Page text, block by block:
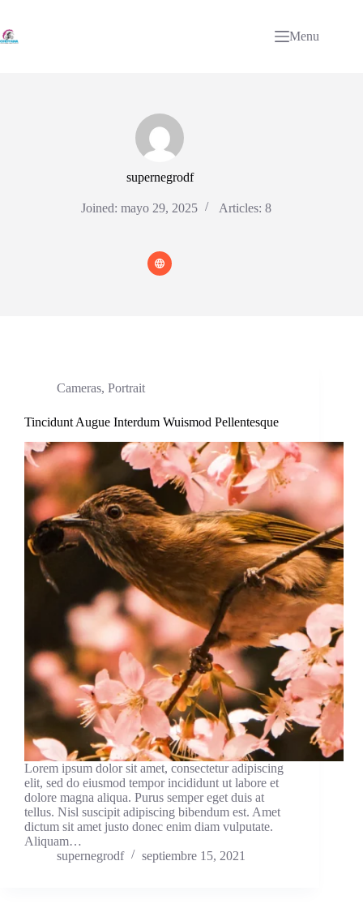
content
Menu
supernegrodf
Joined: mayo 29, 2025 Articles: 8
Cameras, Portrait
Tincidunt Augue Interdum Wuismod Pellentesque
Lorem ipsum dolor sit amet, consectetur adipiscing
elit, sed do eiusmod tempor incididunt ut labore et
dolore magna aliqua. Purus semper eget duis at
tellus. Nisl suscipit adipiscing bibendum est. Amet
dictum sit amet justo donec enim diam vulputate.
Aliquam…
supernegrodf
septiembre 15, 2021